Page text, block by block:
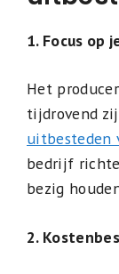
1. Focus op
Het
tijdrovend
uitbesteden
bedrijf
bezig
2.